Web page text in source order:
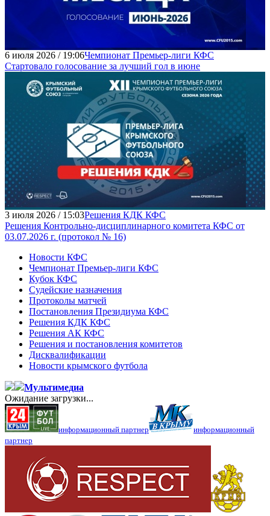
6 июля 2026 / 19:06Чемпионат Премьер-лиги КФС
Стартовало голосование за лучший гол в июне
3 июля 2026 / 15:03Решения КДК КФС
Решения Контрольно-дисциплинарного комитета КФС от
03.07.2026 г. (протокол № 16)
Новости КФС
Чемпионат Премьер-лиги КФС
Кубок КФС
Судейские назначения
Протоколы матчей
Постановления Президиума КФС
Решения КДК КФС
Решения АК КФС
Решения и постановления комитетов
Дисквалификации
Новости крымского футбола
Мультимедиа
Ожидание загрузки...
информационный партнер
информационный
партнер